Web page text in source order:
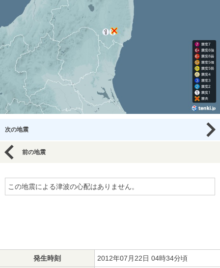
次の地震
前の地震
この地震による津波の心配はありません。
発生時刻 2012年07月22日 04時34分頃